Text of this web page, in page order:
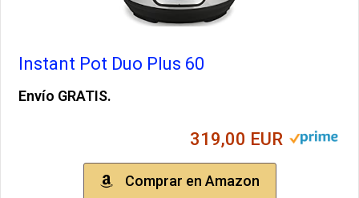
Instant Pot Duo Plus 60
Envío GRATIS.
319,00 EUR
Comprar en Amazon